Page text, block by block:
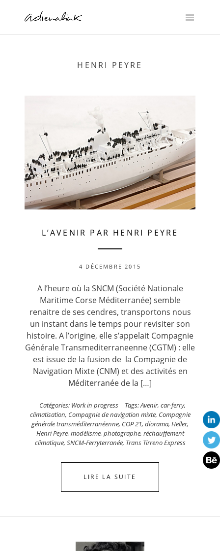
HENRI PEYRE
L’AVENIR PAR HENRI PEYRE
4 DÉCEMBRE 2015
A l’heure où la SNCM (Société Nationale
Maritime Corse Méditerranée) semble
renaitre de ses cendres, transportons nous
un instant dans le temps pour revisiter son
histoire. A l’origine, elle s’appelait Compagnie
Générale Transmediterraneenne (CGTM) : elle
est issue de la fusion de la Compagnie de
Navigation Mixte (CNM) et des activités en
Méditerranée de la […]
Catégories: Work in progress Tags:Avenir, car-ferry,
climatisation, Compagnie de navigation mixte, Compagnie
générale transméditerranéenne, COP 21, diorama, Heller,
Henri Peyre, modélisme, photographe, réchauffement
climatique, SNCM-Ferryterranée, Trans Tirreno Express
LIRE LA SUITE